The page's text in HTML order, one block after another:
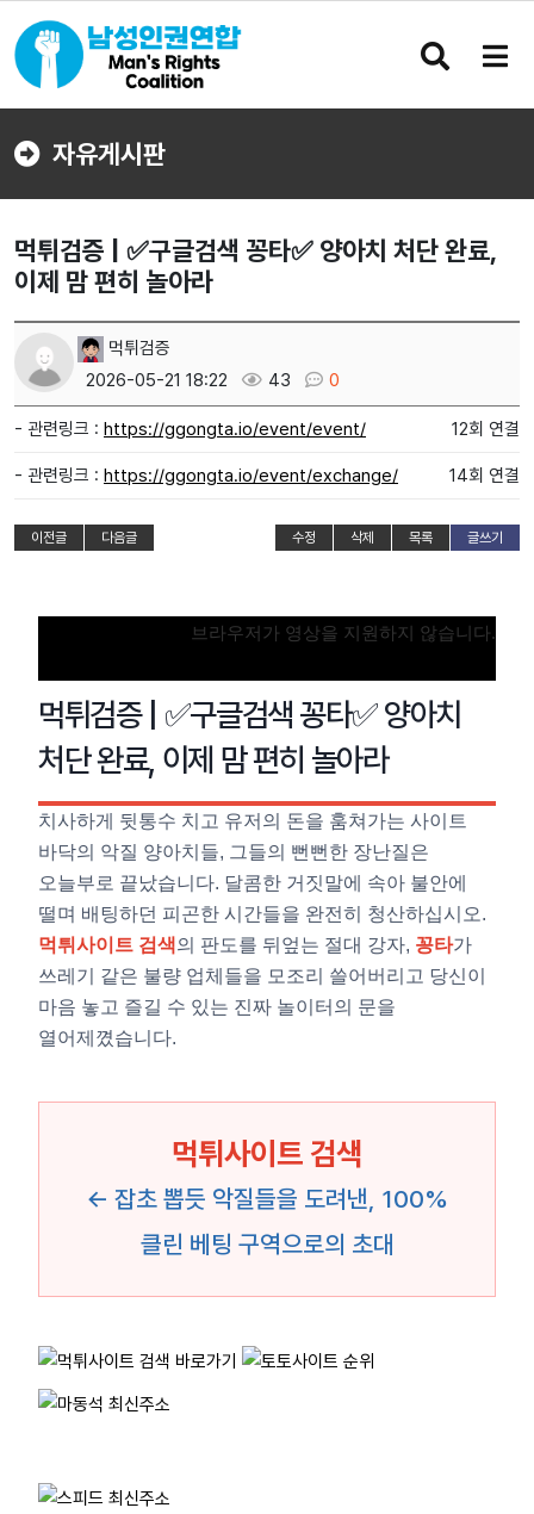
검
버
메
버
자유게시판
먹튀검증 | ✅구글검색 꽁타✅ 양아치 처단 완료,
이제 맘 편히 놀아라
먹튀검증
2026-05-21 18:22
43 0
- 관련링크 : https://ggongta.io/event/event/ 12회 연결
- 관련링크 : https://ggongta.io/event/exchange/ 14회 연결
이전글 다음글 수정 삭제 목록 글쓰기
브라우저가 영상을 지원하지 않습니다.
먹튀검증 | ✅구글검색 꽁타✅ 양아치
처단 완료, 이제 맘 편히 놀아라
치사하게 뒷통수 치고 유저의 돈을 훔쳐가는 사이트
바닥의 악질 양아치들, 그들의 뻔뻔한 장난질은
오늘부로 끝났습니다. 달콤한 거짓말에 속아 불안에
떨며 배팅하던 피곤한 시간들을 완전히 청산하십시오.
먹튀사이트 검색의 판도를 뒤엎는 절대 강자, 꽁타가
쓰레기 같은 불량 업체들을 모조리 쓸어버리고 당신이
마음 놓고 즐길 수 있는 진짜 놀이터의 문을
열어제꼈습니다.
먹튀사이트 검색
← 잡초 뽑듯 악질들을 도려낸, 100%
클린 베팅 구역으로의 초대